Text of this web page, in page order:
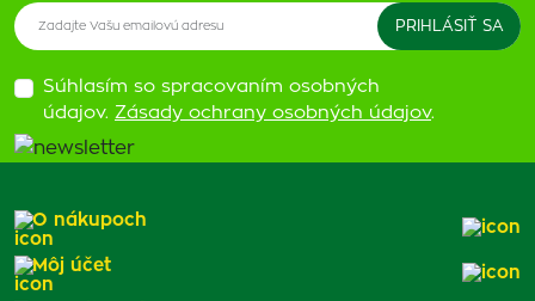
Súhlasím so spracovaním osobných
údajov. Zásady ochrany osobných údajov.
O nákupoch
Môj účet